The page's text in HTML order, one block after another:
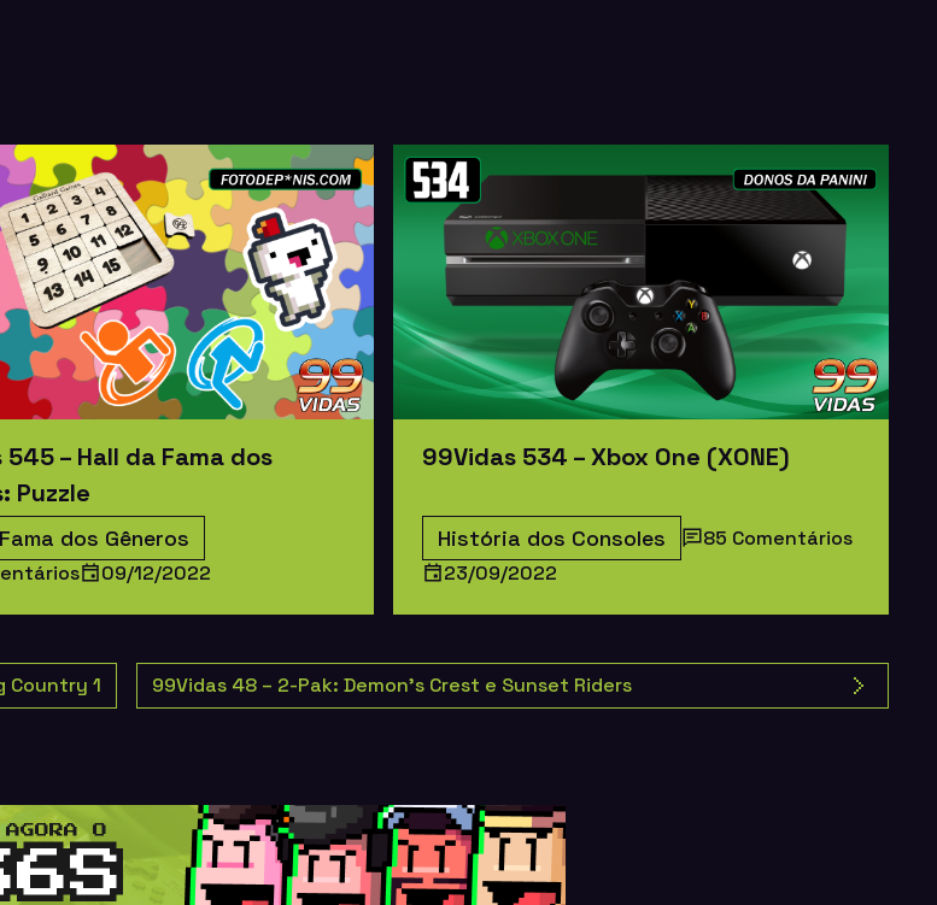
– Hall da Fama dos
Puzzle
dos Gêneros
09/12/2022
99Vidas 534 – Xbox One (XONE)
História dos Consoles
85 Comentários
23/09/2022
Country 1 99Vidas 48 – 2-Pak: Demon’s Crest e Sunset Riders